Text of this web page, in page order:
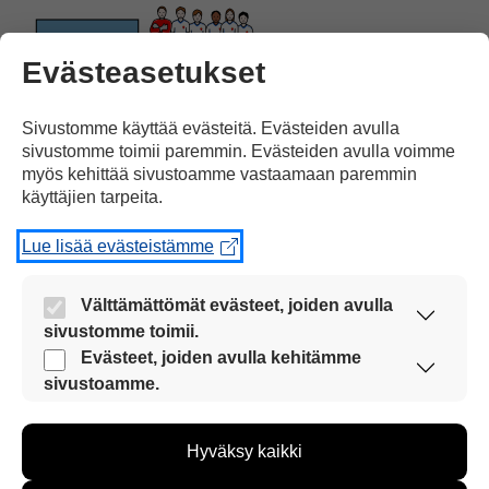
pelasi Argentiinan joukkueessa ja
Kun hän alkoi käyttää päihteitä, vaikeudet alkoivat.
Evästeasetukset
Sivustomme käyttää evästeitä. Evästeiden avulla
sivustomme toimii paremmin. Evästeiden avulla voimme
myös kehittää sivustoamme vastaamaan paremmin
käyttäjien tarpeita.
Lue lisää evästeistämme
Välttämättömät evästeet, joiden avulla
sivustomme toimii.
Nämä evästeet ovat aina käytössä, jotta
sivustoamme voi käyttää sujuvasti ja turvallisesti.
Evästeet, joiden avulla kehitämme
sivustoamme.
kehittää sivustoamme vastaamaan paremmin
Hyväksy kaikki